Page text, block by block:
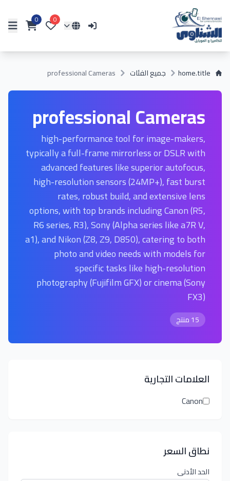
0
0
home.title جميع الفئات professional Cameras
professional Cameras
high-performance tool for image-makers,
typically a full-frame mirrorless or DSLR with
advanced features like superior autofocus,
high-resolution sensors (24MP+), fast burst
rates, robust build, and extensive lens
options, with top brands including Canon (R5,
R6 series, R3), Sony (Alpha series like a7R V,
a1), and Nikon (Z8, Z9, D850), catering to both
photo and video needs with models for
specific tasks like high-resolution
photography (Fujifilm GFX) or cinema (Sony
FX3)
15 منتج
العلامات التجارية
Canon
نطاق السعر
الحد الأدنى